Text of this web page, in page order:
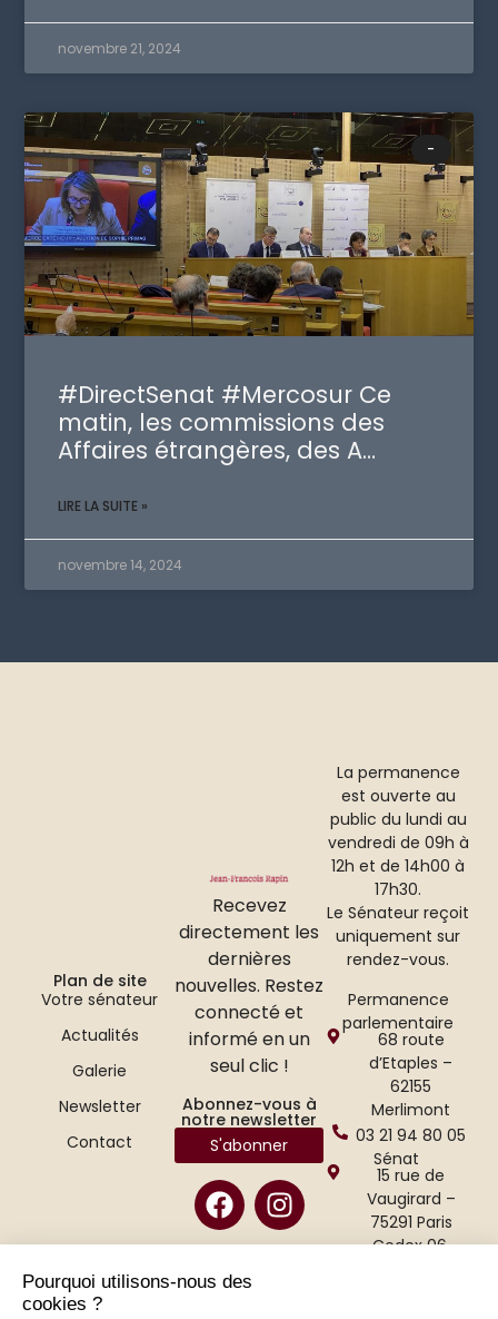
Pourquoi utilisons-nous des
cookies ?
novembre 21, 2024
-
#DirectSenat #Mercosur Ce
matin, les commissions des
Affaires étrangères, des A…
LIRE LA SUITE »
novembre 14, 2024
Recevez
directement les
dernières
nouvelles. Restez
connecté et
informé en un
seul clic !
Abonnez-vous à
notre newsletter
S'abonner
La permanence
est ouverte au
public du lundi au
vendredi de 09h à
12h et de 14h00 à
17h30.
Le Sénateur reçoit
uniquement sur
rendez-vous.
Permanence
parlementaire
68 route
d’Etaples –
62155
Merlimont
03 21 94 80 05
Sénat
15 rue de
Vaugirard –
75291 Paris
Cedex 06.
Plan de site
Votre sénateur
Actualités
Galerie
Newsletter
Contact